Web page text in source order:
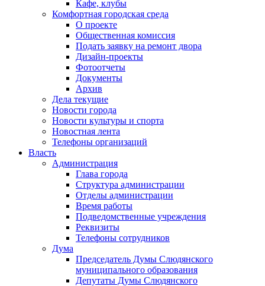
Кафе, клубы
Комфортная городская среда
О проекте
Общественная комиссия
Подать заявку на ремонт двора
Дизайн-проекты
Фотоотчеты
Документы
Архив
Дела текущие
Новости города
Новости культуры и спорта
Новостная лента
Телефоны организаций
Власть
Администрация
Глава города
Структура администрации
Отделы администрации
Время работы
Подведомственные учреждения
Реквизиты
Телефоны сотрудников
Дума
Председатель Думы Слюдянского
муниципального образования
Депутаты Думы Слюдянского